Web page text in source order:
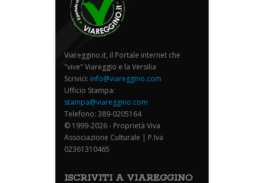
Viareggino.it, il Portale internet che
"vive" Viareggio e la Versilia
Scrivici: info@viareggino.com
Ufficio Stampa:
stampa@viareggino.com
Telefono: 389-0205164
© 1999-2026 - Proprietà Viva
Associazione Culturale | P.Iva
02361310465
ISCRIVITI A VIAREGGINO